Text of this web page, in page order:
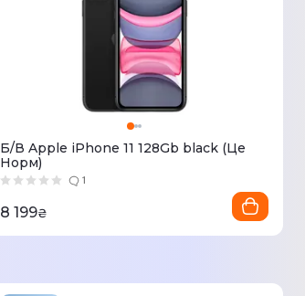
Б/В Apple iPhone 11 128Gb black (Це
Норм)
1
8 199₴